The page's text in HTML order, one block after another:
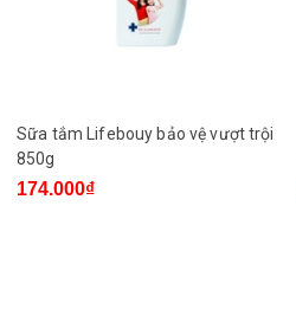
Sữa tắm Lifebouy bảo vệ vượt trội
850g
174.000₫